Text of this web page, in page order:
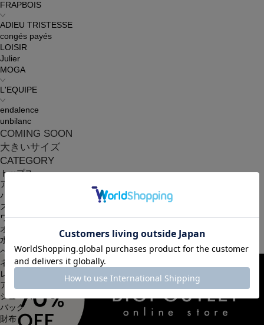
FRAPBOIS
ADIEU TRISTESSE
congés payés
LOISIR
Julier
MOGA
L'EQUIPE
endalence
unbilanc
COMING SOON
大きいサイズ
CATEGORY
トップス
アウター
パンツ
スカート
ワンピース
オールインワン・サロペット
水着
ヘッドウェア
ネックウェア
レッグウェア
アンダーウェア
シューズ
バッグ
財布